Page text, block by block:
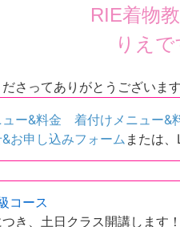
RIE着物
りえで
さってありがとうございま
ー&料金
着付けメニュー&
お申し込みフォームまたは、
コース
き、土日クラス開講します！